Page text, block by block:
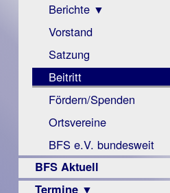
Visus
Zeitschrift
Monokular
Mac
Instagram-
Links
Berichte ▼
Archiv
Berichte
Vorstand
Satzung
Beitritt
Fördern/Spenden
Ortsvereine
BFS e.V. bundesweit
BFS Aktuell
Termine ▼